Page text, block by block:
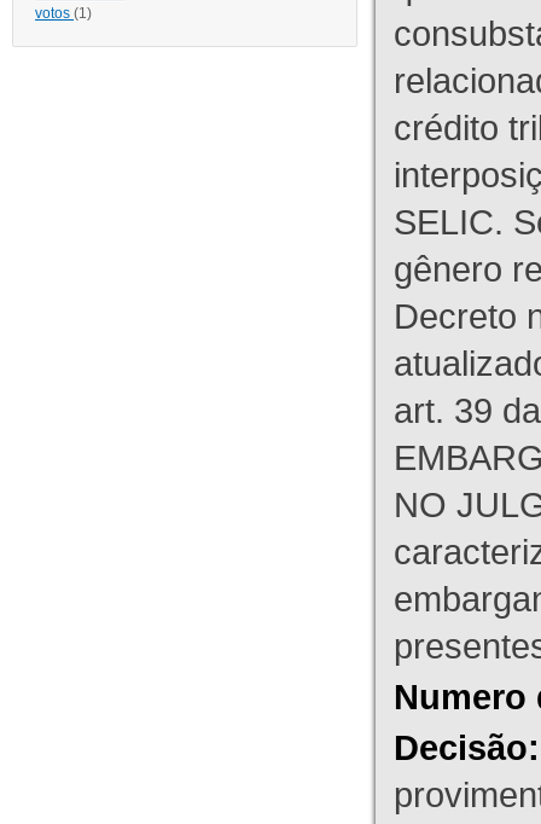
votos (1)
crédito
SELIC.
gênero
Decreto
art. 39
NO
Numero
Decisão: